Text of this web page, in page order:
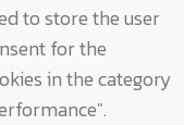
to store the user
for the
in the category